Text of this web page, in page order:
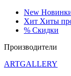
New
Хит Хиты
% Скидки
Производители
ARTGALLERY